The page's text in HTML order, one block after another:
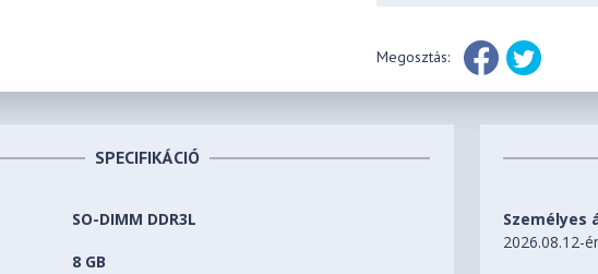
Megosztás:
SPECIFIKÁCIÓ
SO-DIMM DDR3L
8 GB
Személyes
2026.08.12-